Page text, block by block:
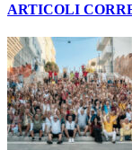
ARTICOLI